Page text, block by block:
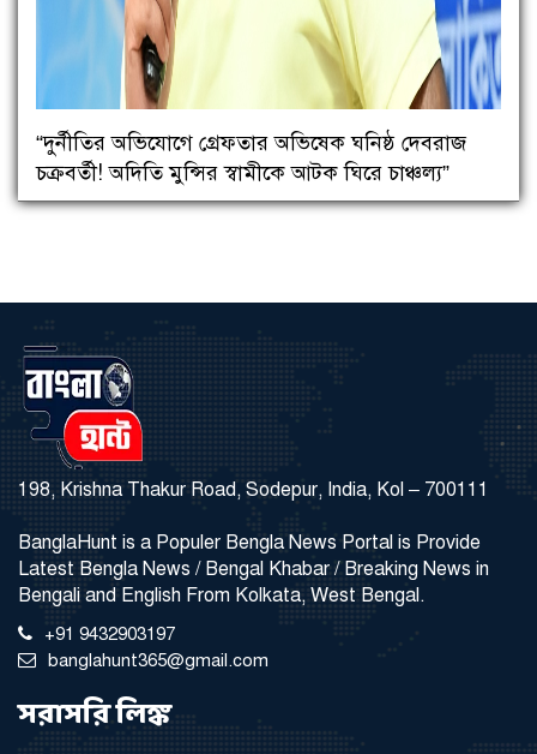
“দুর্নীতির অভিযোগে গ্রেফতার অভিষেক ঘনিষ্ঠ দেবরাজ
চক্রবর্তী! অদিতি মুন্সির স্বামীকে আটক ঘিরে চাঞ্চল্য”
198, Krishna Thakur Road, Sodepur, India, Kol – 700111
BanglaHunt is a Populer Bengla News Portal is Provide
Latest Bengla News / Bengal Khabar / Breaking News in
Bengali and English From Kolkata, West Bengal.
+91 9432903197
banglahunt365@gmail.com
সরাসরি লিঙ্ক